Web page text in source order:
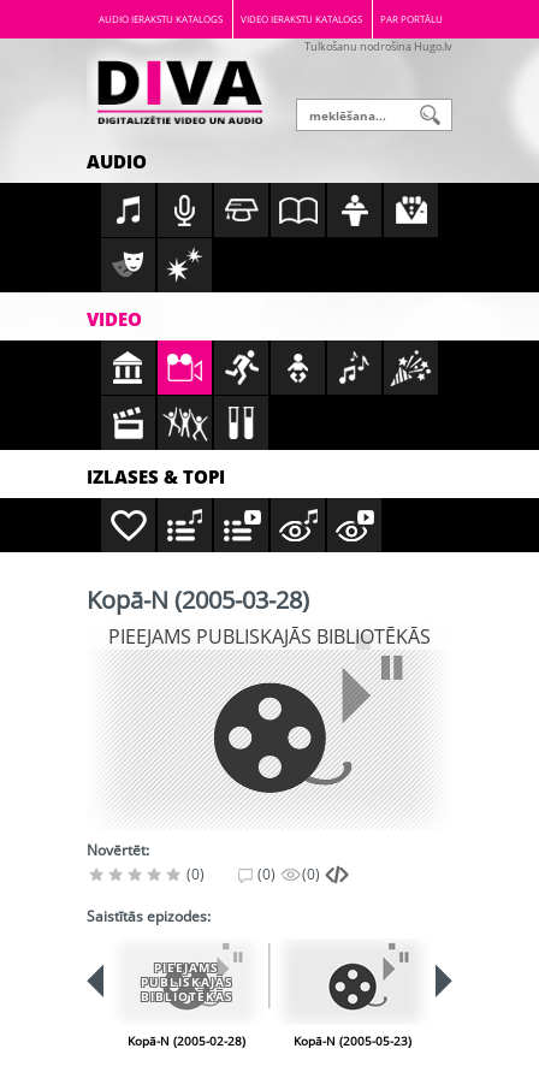
AUDIO IERAKSTU KATALOGS VIDEO IERAKSTU KATALOGS PAR PORTĀLU
Tulkošanu nodrošina Hugo.lv
AUDIO
VIDEO
IZLASES & TOPI
Kopā-N (2005-03-28)
PIEEJAMS PUBLISKAJĀS BIBLIOTĒKĀS
Novērtēt:
(0)
(0) (0)
Saistītās epizodes:
PIEEJAMS
PUBLISKAJĀS
BIBLIOTĒKĀS
Kopā-N (2005-02-28) Kopā-N (2005-05-23)